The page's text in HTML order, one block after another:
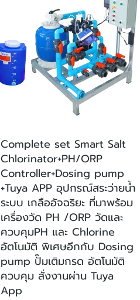
Complete set Smart Salt
Chlorinator+PH/ORP
Controller+Dosing pump
+Tuya APP อุปกรณ์สระว่ายน้ำ
ระบบ เกลืออัจฉริยะ ที่มาพร้อม
เครื่องวัด PH /ORP วัดและ
ควบคุมPH และ Chlorine
อัตโนมัติ พิเศษอีกกับ Dosing
pump ปั๊มเติมกรด อัตโนมัติ
ควบคุม สั่งงานผ่าน Tuya
App